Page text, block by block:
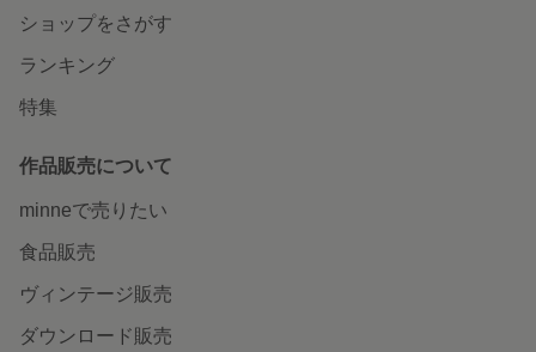
ショップをさがす
ランキング
特集
作品販売について
minneで売りたい
食品販売
ヴィンテージ販売
ダウンロード販売